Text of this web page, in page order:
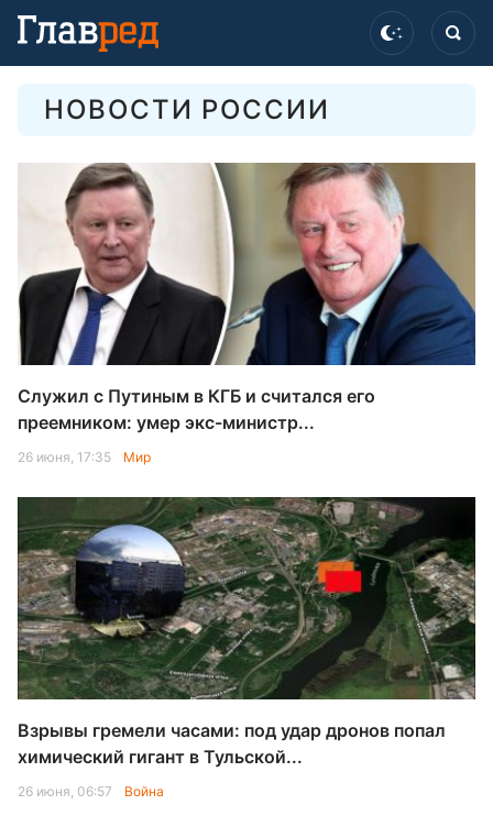
НОВОСТИ РОССИИ
Служил с Путиным в КГБ и считался его
преемником: умер экс-министр...
26 июня, 17:35 Мир
Взрывы гремели часами: под удар дронов попал
химический гигант в Тульской...
26 июня, 06:57 Война